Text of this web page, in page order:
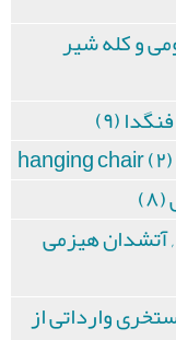
و کله شیر
(۹)
آتشدان هیزمی
وارداتی از